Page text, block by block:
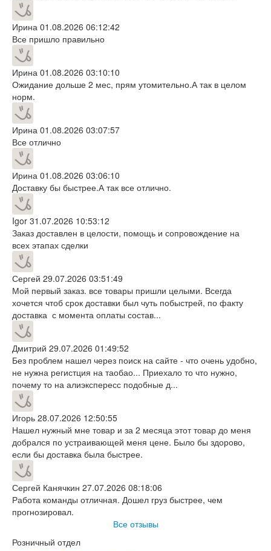
Ирина 01.08.2026 06:12:42
Все пришло правильно
Ирина 01.08.2026 03:10:10
Ожидание дольше 2 мес, прям утомительно.А так в целом
норм.
Ирина 01.08.2026 03:07:57
Все отлично
Ирина 01.08.2026 03:06:10
Доставку бы быстрее.А так все отлично.
Igor 31.07.2026 10:53:12
Заказ доставлен в целости, помощь и сопровождение на
всех этапах сделки
Сергей 29.07.2026 03:51:49
Мой первый заказ. все товары пришли целыми. Всегда
хочется чтоб срок доставки был чуть побыстрей, по факту
доставка с момента оплаты состав...
Дмитрий 29.07.2026 01:49:52
Без проблем нашел через поиск на сайте - что очень удобно,
не нужна регистция на таобао... Приехало то что нужно,
почему то на алиэкспересс подобные д...
Игорь 28.07.2026 12:50:55
Нашел нужный мне товар и за 2 месяца этот товар до меня
добрался по устраивающей меня цене. Было бы здорово,
если бы доставка была быстрее.
Сергей Канячкин 27.07.2026 08:18:06
Работа команды отличная. Дошел груз быстрее, чем
прогнозировал.
Все отзывы
Розничный отдел